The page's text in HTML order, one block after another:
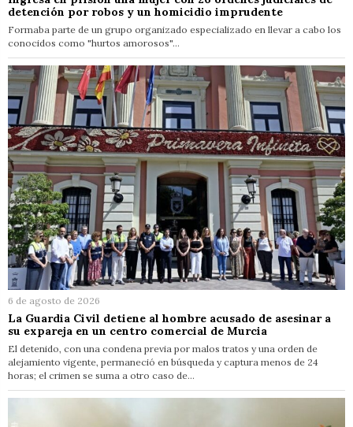
detención por robos y un homicidio imprudente
Formaba parte de un grupo organizado especializado en llevar a cabo los
conocidos como "hurtos amorosos"…
6 de agosto de 2026
La Guardia Civil detiene al hombre acusado de asesinar a
su expareja en un centro comercial de Murcia
El detenido, con una condena previa por malos tratos y una orden de
alejamiento vigente, permaneció en búsqueda y captura menos de 24
horas; el crimen se suma a otro caso de…